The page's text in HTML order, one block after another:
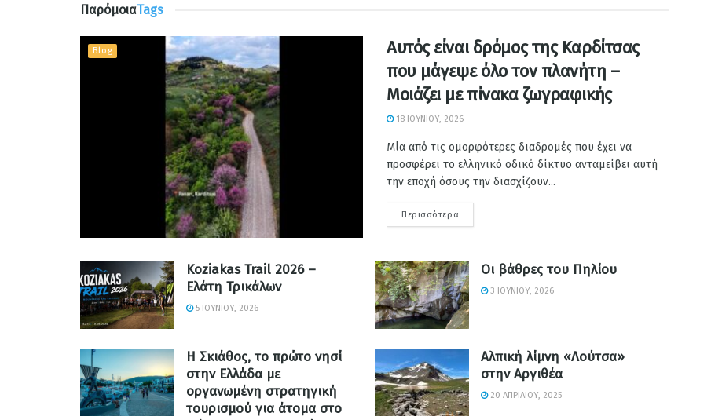
ΠαρόμοιαTags
Blog
Αυτός είναι δρόμος της Καρδίτσας
που μάγεψε όλο τον πλανήτη –
Μοιάζει με πίνακα ζωγραφικής
18 ΙΟΥΝΊΟΥ, 2026
Μία από τις ομορφότερες διαδρομές που έχει να
προσφέρει το ελληνικό οδικό δίκτυο ανταμείβει αυτή
την εποχή όσους την διασχίζουν...
Περισσότερα
Koziakas Trail 2026 –
Ελάτη Τρικάλων
5 ΙΟΥΝΊΟΥ, 2026
Οι βάθρες του Πηλίου
3 ΙΟΥΝΊΟΥ, 2026
Η Σκιάθος, το πρώτο νησί
στην Ελλάδα με
οργανωμένη στρατηγική
τουρισμού για άτομα στο
Αλπική λίμνη «Λούτσα»
στην Αργιθέα
20 ΑΠΡΙΛΊΟΥ, 2025